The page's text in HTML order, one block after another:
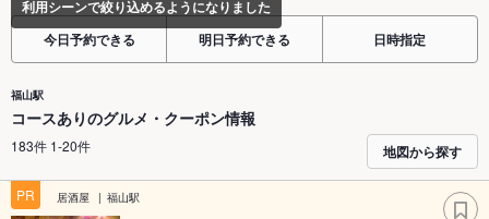
今日予約できる 明日予約できる 日時指定
福山駅
コースありのグルメ・クーポン情報
183件 1-20件 地図から探す
PR 居酒屋 福山駅